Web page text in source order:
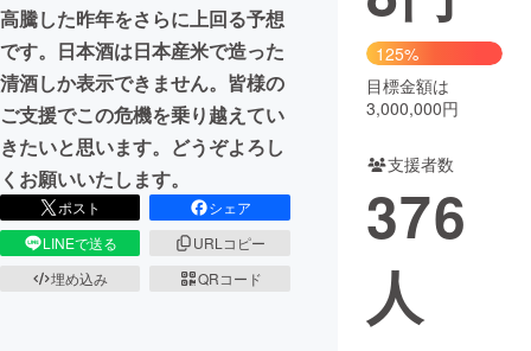
CAMPFIRE for Social Good
CAMPFIRE Creation
CAMPFIREふるさと納税machi-ya コミュニティ
高騰した昨年をさらに上回る予想
です。日本酒は日本産米で造った
清酒しか表示できません。皆様の
ご支援でこの危機を乗り越えてい
きたいと思います。どうぞよろし
くお願いいたします。
ポスト
シェア
LINEで送る
URLコピー
埋め込み
QRコード
125%
目標金額は
3,000,000円
支援者数
376
人